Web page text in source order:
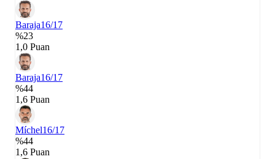
Baraja16/17
%23
1,0 Puan
Baraja16/17
%44
1,6 Puan
Míchel16/17
%44
1,6 Puan